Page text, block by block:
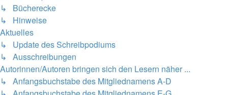
↳ Bücherecke
↳ Hinweise
Aktuelles
↳ Update des Schreibpodiums
↳ Ausschreibungen
Autorinnen/Autoren bringen sich den Lesern näher ...
↳ Anfangsbuchstabe des Mitgliednamens A-D